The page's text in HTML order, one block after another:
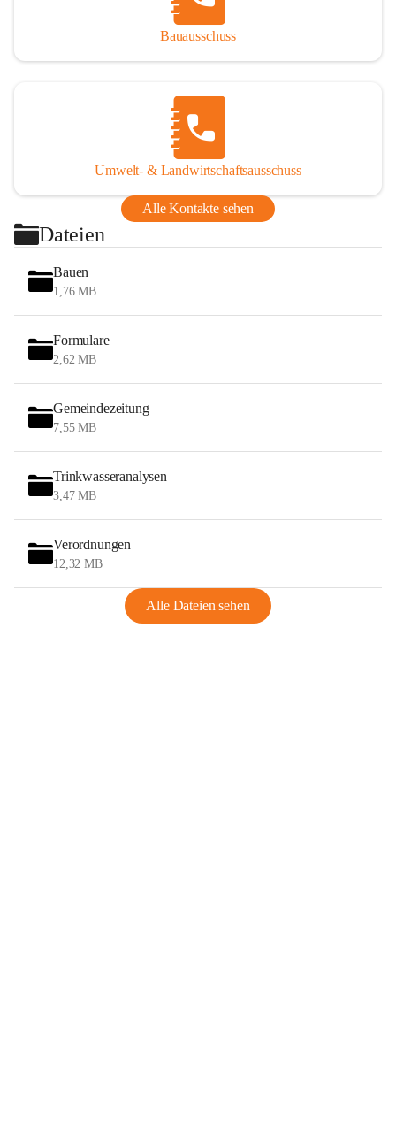
Bauausschuss
Umwelt- & Landwirtschaftsausschuss
Alle Kontakte sehen
Dateien
Bauen
1,76 MB
Formulare
2,62 MB
Gemeindezeitung
7,55 MB
Trinkwasseranalysen
3,47 MB
Verordnungen
12,32 MB
Alle Dateien sehen